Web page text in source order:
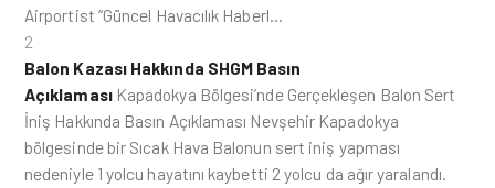
Airportist “Güncel Havacılık Haberl…
2
Balon Kazası Hakkında SHGM Basın
Açıklaması Kapadokya Bölgesi’nde Gerçekleşen Balon Sert
İniş Hakkında Basın Açıklaması Nevşehir Kapadokya
bölgesinde bir Sıcak Hava Balonun sert iniş yapması
nedeniyle 1 yolcu hayatını kaybetti 2 yolcu da ağır yaralandı.